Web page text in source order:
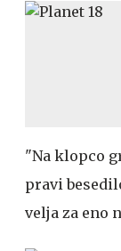
"Na klopco
pravi
velja za eno